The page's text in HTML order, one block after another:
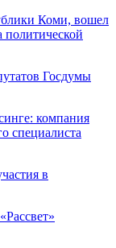
Коми, вошел
политической
Госдумы
компания
специалиста
в